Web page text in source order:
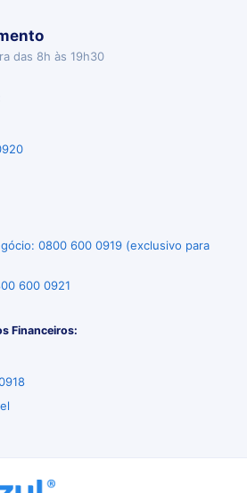
das 8h às 19h30
0800 600 0919 (exclusivo para
600 0921
Financeiros: